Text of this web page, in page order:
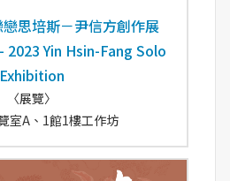
戀思培斯－尹信方創作展
2023 Yin Hsin-Fang Solo
Exhibition
〈展覽〉
室A、1館1樓工作坊